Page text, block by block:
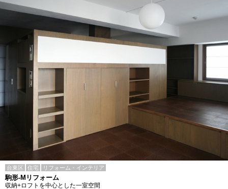
台東区 住宅 リフォーム・インテリア
駒形-Mリフォーム
収納+ロフトを中心とした一室空間